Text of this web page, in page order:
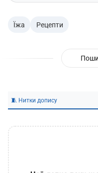
Їжа Рецепти
🧵 Нитки допису